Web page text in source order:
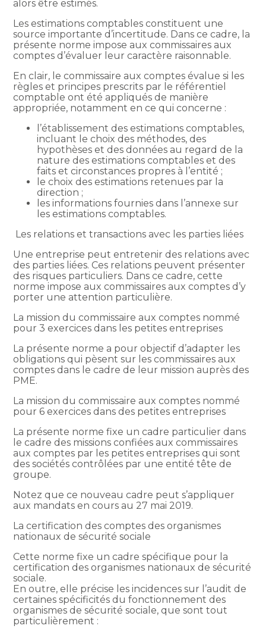
alors être estimés.
Les estimations comptables constituent une
source importante d’incertitude. Dans ce cadre, la
présente norme impose aux commissaires aux
comptes d’évaluer leur caractère raisonnable.
En clair, le commissaire aux comptes évalue si les
règles et principes prescrits par le référentiel
comptable ont été appliqués de manière
appropriée, notamment en ce qui concerne :
l’établissement des estimations comptables,
incluant le choix des méthodes, des
hypothèses et des données au regard de la
nature des estimations comptables et des
faits et circonstances propres à l’entité ;
le choix des estimations retenues par la
direction ;
les informations fournies dans l’annexe sur
les estimations comptables.
Les relations et transactions avec les parties liées
Une entreprise peut entretenir des relations avec
des parties liées. Ces relations peuvent présenter
des risques particuliers. Dans ce cadre, cette
norme impose aux commissaires aux comptes d’y
porter une attention particulière.
La mission du commissaire aux comptes nommé
pour 3 exercices dans les petites entreprises
La présente norme a pour objectif d’adapter les
obligations qui pèsent sur les commissaires aux
comptes dans le cadre de leur mission auprès des
PME.
La mission du commissaire aux comptes nommé
pour 6 exercices dans des petites entreprises
La présente norme fixe un cadre particulier dans
le cadre des missions confiées aux commissaires
aux comptes par les petites entreprises qui sont
des sociétés contrôlées par une entité tête de
groupe.
Notez que ce nouveau cadre peut s’appliquer
aux mandats en cours au 27 mai 2019.
La certification des comptes des organismes
nationaux de sécurité sociale
Cette norme fixe un cadre spécifique pour la
certification des organismes nationaux de sécurité
sociale.
En outre, elle précise les incidences sur l’audit de
certaines spécificités du fonctionnement des
organismes de sécurité sociale, que sont tout
particulièrement :